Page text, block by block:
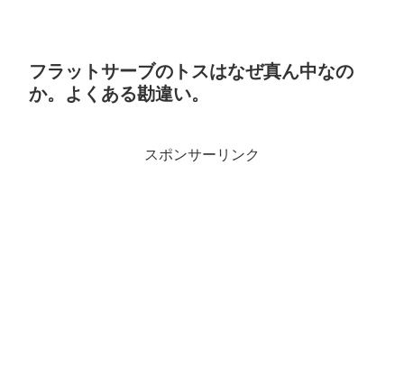
フラットサーブのトスはなぜ真ん中なの
か。よくある勘違い。
スポンサーリンク